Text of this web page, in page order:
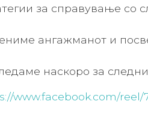
за справување со
ангажманот и
наскоро за
www.facebook.com/reel/